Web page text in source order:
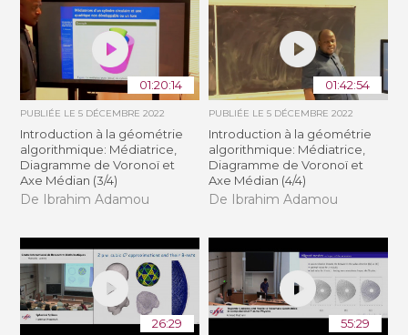
01:20:14
PUBLIÉE LE5 DÉCEMBRE 2022
Introduction à la géométrie
algorithmique: Médiatrice,
Diagramme de Voronoï et
Axe Médian (3/4)
De Ibrahim Adamou
01:42:54
PUBLIÉE LE 5 DÉCEMBRE 2022
Introduction à la géométrie
algorithmique: Médiatrice,
Diagramme de Voronoï et
Axe Médian (4/4)
De Ibrahim Adamou
26:29 55:29